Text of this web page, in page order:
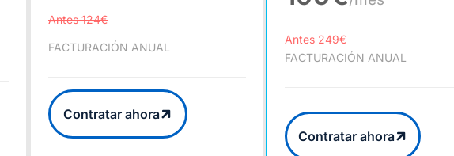
Antes 124€
FACTURACIÓN ANUAL
Contratar ahora
Antes 249€
FACTURACIÓN ANUAL
Contratar ahora